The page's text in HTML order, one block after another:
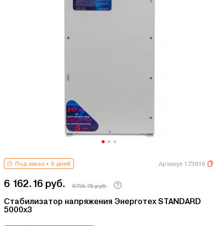
Под заказ 5 дней Артикул 173919
6 162.16 руб. 6716.75 руб.
Стабилизатор напряжения Энерготех STANDARD
5000х3